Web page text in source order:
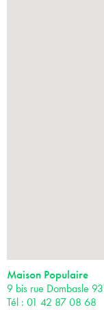
Maison Populaire
9 bis rue Dombasle
Tél : 01 42 87 08 68